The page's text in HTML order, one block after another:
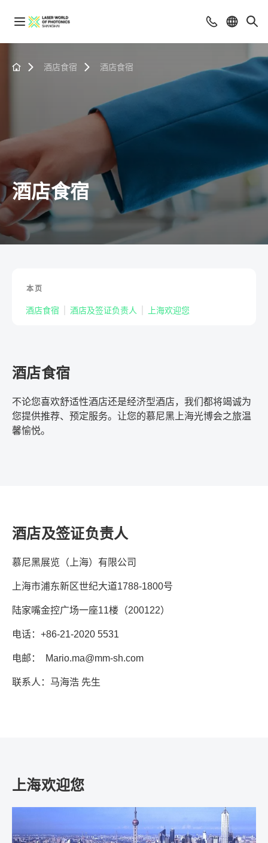
酒店食宿 酒店食宿
酒店食宿
本页
酒店食宿 酒店及签证负责人 上海欢迎您
酒店食宿
不论您喜欢舒适性酒店还是经济型酒店，我们都将竭诚为
您提供推荐、预定服务。让您的慕尼黑上海光博会之旅温
馨愉悦。
酒店及签证负责人
慕尼黑展览（上海）有限公司
上海市浦东新区世纪大道1788-1800号
陆家嘴金控广场一座11楼（200122）
电话： +86-21-2020 5531
电邮： Mario.ma@mm-sh.com
联系人：马海浩 先生
上海欢迎您